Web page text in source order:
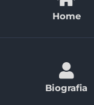
Home
Biografia